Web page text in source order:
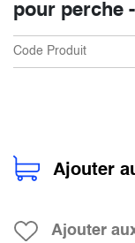
pour perche
Code Produit
Ajouter
Ajouter